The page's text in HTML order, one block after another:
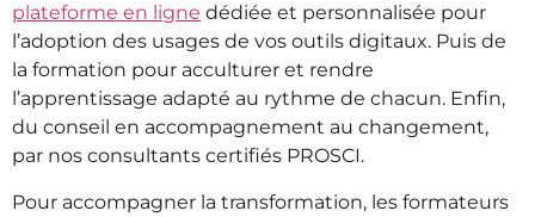
plateforme en ligne dédiée et personnalisée pour
l’adoption des usages de vos outils digitaux. Puis de
la formation pour acculturer et rendre
l’apprentissage adapté au rythme de chacun. Enfin,
du conseil en accompagnement au changement,
par nos consultants certifiés PROSCI.
Pour accompagner la transformation, les formateurs